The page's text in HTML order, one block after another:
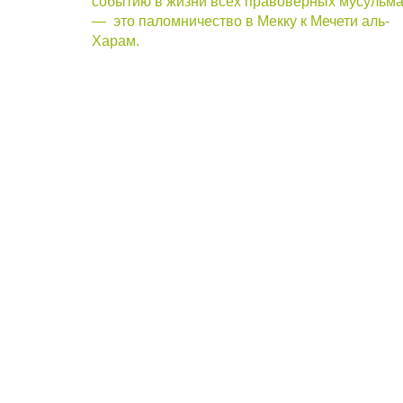
— это паломничество в Мекку к Мечети аль-
Харам.